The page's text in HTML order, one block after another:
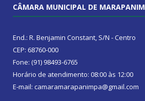
CÂMARA MUNICIPAL DE MARAPANIM
End.: R. Benjamin Constant, S/N - Centro
CEP: 68760-000
Fone: (91) 98493-6765
Horário de atendimento: 08:00 às 12:00
E-mail: camaramarapanimpa@gmail.com